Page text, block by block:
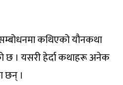
कथिएको यौनकथा
छ । यसरी हेर्दा कथाहरू अनेक
छन् ।